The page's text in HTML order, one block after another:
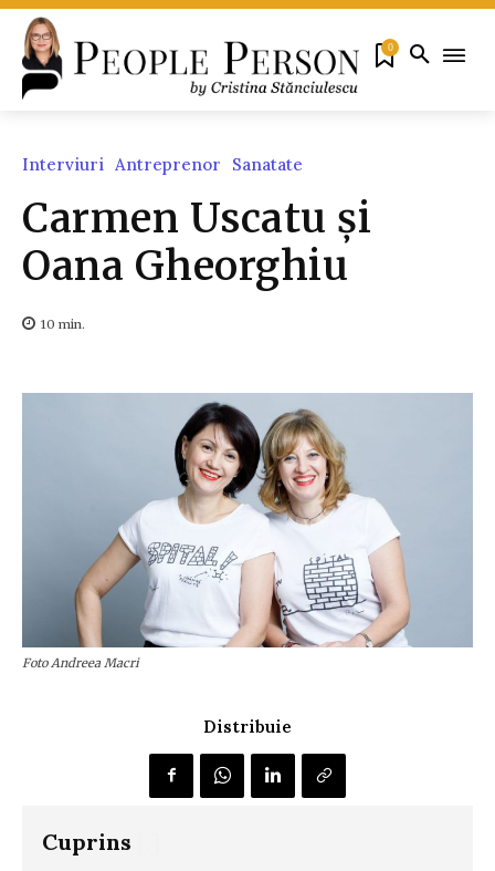
0
Interviuri Antreprenor Sanatate
Carmen Uscatu și
Oana Gheorghiu
10 min.
Foto Andreea Macri
Distribuie
Cuprins